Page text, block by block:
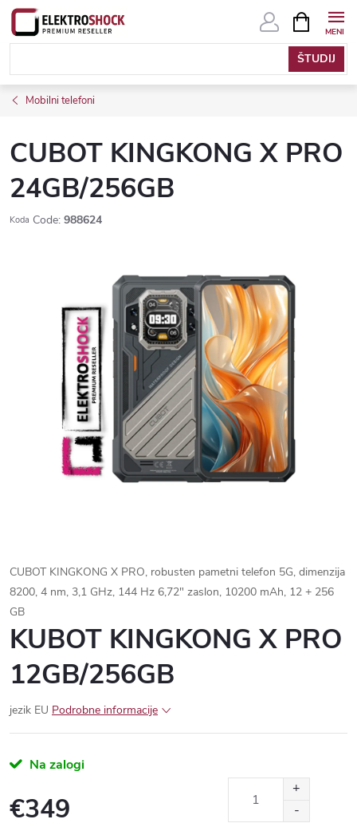
Skip
content
CART
Mobilni telefoni
CUBOT KINGKONG X PRO
24GB/256GB
Code: 988624
CUBOT KINGKONG X PRO, robusten pametni telefon 5G, dimenzija
8200, 4 nm, 3,1 GHz, 144 Hz 6,72" zaslon, 10200 mAh, 12 + 256
GB
KUBOT KINGKONG X PRO
12GB/256GB
jezik EU
Na zalogi
€349